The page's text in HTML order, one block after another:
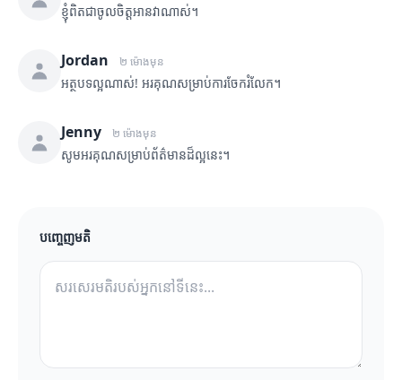
ខ្ញុំពិតជាចូលចិត្តអានវាណាស់។
Jordan ២ ម៉ោងមុន
អត្ថបទល្អណាស់! អរគុណសម្រាប់ការចែករំលែក។
Jenny ២ ម៉ោងមុន
សូមអរគុណសម្រាប់ព័ត៌មានដ៏ល្អនេះ។
បញ្ចេញមតិ